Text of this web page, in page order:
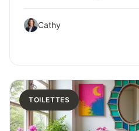
Cathy
TOILETTES